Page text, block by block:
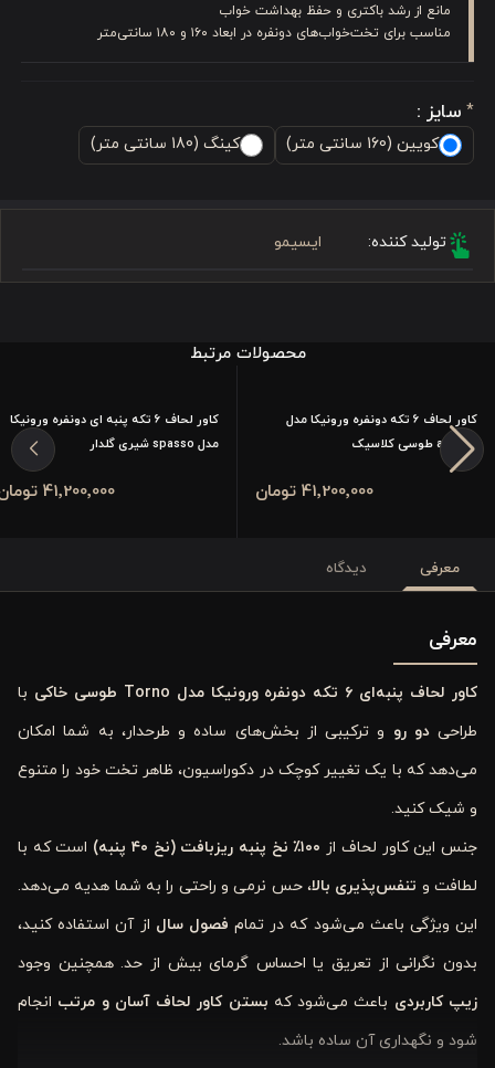
مانع از رشد باکتری و حفظ بهداشت خواب
مناسب برای تخت‌خواب‌های دونفره در ابعاد ۱۶۰ و ۱۸۰ سانتی‌متر
* سایز :
کویین (160 سانتی متر) کینگ (180 سانتی متر)
تولید کننده: ایسیمو
محصولات مرتبط
کاور لحاف 6 تکه دونفره ورونیکا مدل
arthura طوسی کلاسیک
41٬200٬000 تومان
کاور لحاف ۶ تکه پنبه ای دونفره ورونیکا
مدل spasso شیری گلدار
41٬200٬000 تومان
معرفی دیدگاه
معرفی
کاور لحاف پنبه‌ای ۶ تکه دونفره ورونیکا مدل Torno طوسی خاکی
با
طراحیدو رو و ترکیبی از بخش‌های ساده و طرحدار، به شما امکان
می‌دهد که با یک تغییر کوچک در دکوراسیون، ظاهر تخت خود را متنوع
و شیک کنید.
جنس این کاور لحاف از ۱۰۰٪ نخ پنبه ریزبافت (نخ ۴۰ پنبه)
است که با
لطافت و تنفس‌پذیری بالا، حس نرمی و راحتی را به شما هدیه می‌دهد.
این ویژگی باعث می‌شود که در تمام فصول سال از آن استفاده کنید،
بدون نگرانی از تعریق یا احساس گرمای بیش از حد. همچنین وجود
زیپ کاربردی باعث می‌شود که بستن کاور لحاف آسان و مرتب انجام
شود و نگهداری آن ساده باشد.